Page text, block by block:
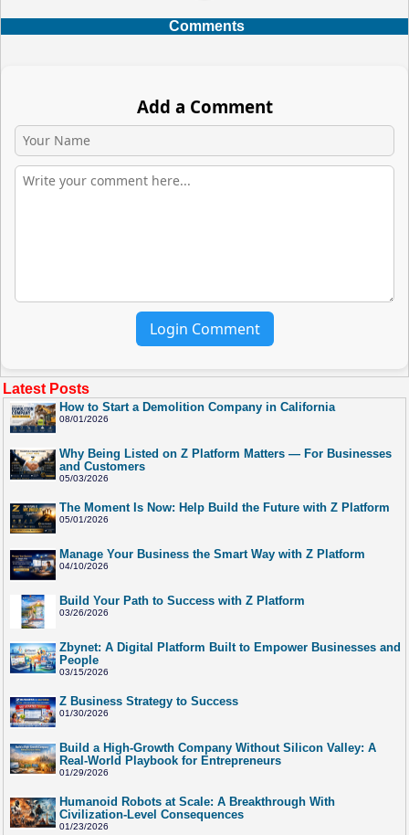
Comments
Add a Comment
Login Comment
Latest Posts
How to Start a Demolition Company in California
08/01/2026
Why Being Listed on Z Platform Matters — For Businesses
and Customers
05/03/2026
The Moment Is Now: Help Build the Future with Z Platform
05/01/2026
Manage Your Business the Smart Way with Z Platform
04/10/2026
Build Your Path to Success with Z Platform
03/26/2026
Zbynet: A Digital Platform Built to Empower Businesses and
People
03/15/2026
Z Business Strategy to Success
01/30/2026
Build a High-Growth Company Without Silicon Valley: A
Real-World Playbook for Entrepreneurs
01/29/2026
Humanoid Robots at Scale: A Breakthrough With
Civilization-Level Consequences
01/23/2026